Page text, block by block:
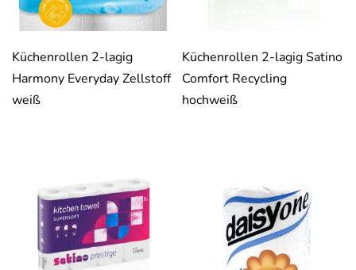
Küchenrollen 2-lagig
Harmony Everyday Zellstoff
weiß
Küchenrollen 2-lagig Satino
Comfort Recycling
hochweiß